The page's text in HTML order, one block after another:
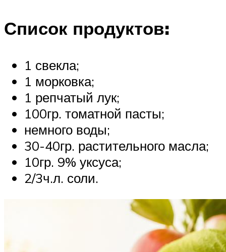
Список продуктов:
1 свекла;
1 морковка;
1 репчатый лук;
100гр. томатной пасты;
немного воды;
30-40гр. растительного масла;
10гр. 9% уксуса;
2/3ч.л. соли.